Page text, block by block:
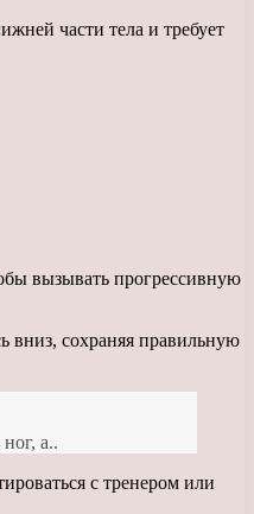
части тела и требует
вызывать прогрессивную
вниз, сохраняя правильную
а..
с тренером или